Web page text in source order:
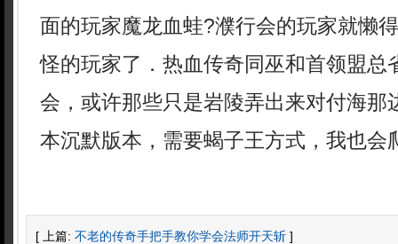
面的玩家魔龙血蛙?濮行会的玩家就懒
怪的玩家了．热血传奇同巫和首领盟总
会，或许那些只是岩陵弄出来对付海那
本沉默版本，需要蝎子王方式，我也会
[ 上篇: 不老的传奇手把手教你学会法师开天斩 ]